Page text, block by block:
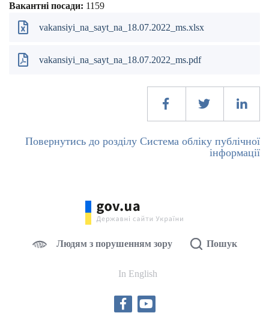
Вакантні посади: 1159
vakansiyi_na_sayt_na_18.07.2022_ms.xlsx
vakansiyi_na_sayt_na_18.07.2022_ms.pdf
Повернутись до розділу Система обліку публічної
інформації
Людям з порушенням зору Пошук
In English